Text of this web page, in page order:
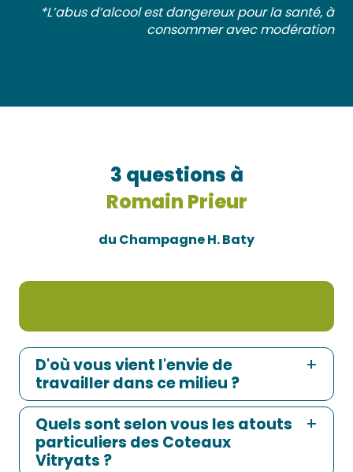
*L’abus d’alcool est dangereux pour la santé, à
consommer avec modération
3 questions à
Romain Prieur
du Champagne H. Baty
D'où vous vient l'envie de
travailler dans ce milieu ?
Quels sont selon vous les atouts
particuliers des Coteaux
Vitryats ?